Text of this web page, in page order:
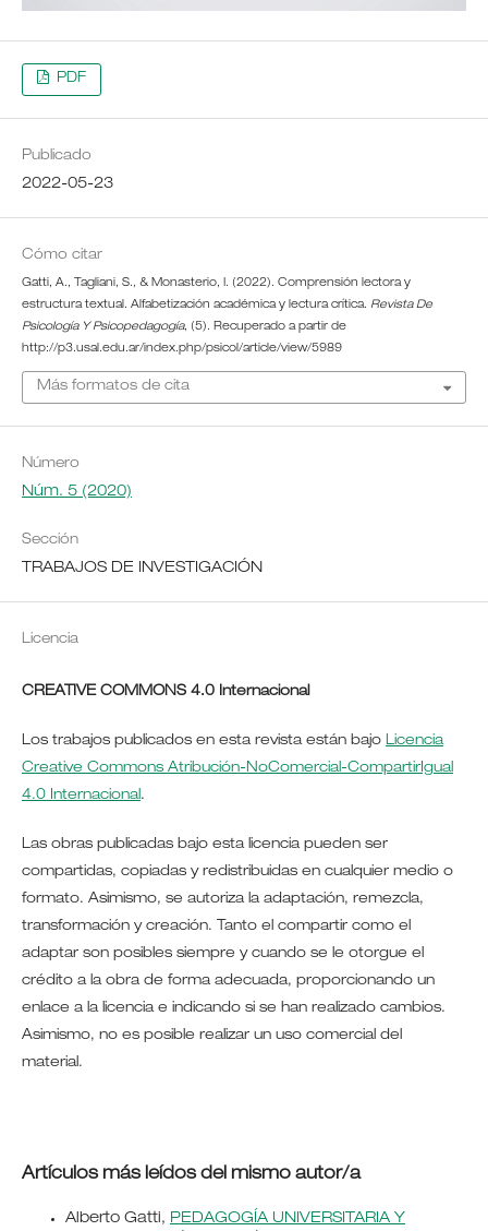
PDF
Publicado
2022-05-23
Cómo citar
Gatti, A., Tagliani, S., & Monasterio, I. (2022). Comprensión lectora y
estructura textual. Alfabetización académica y lectura crítica. Revista De
Psicología Y Psicopedagogía, (5). Recuperado a partir de
http://p3.usal.edu.ar/index.php/psicol/article/view/5989
Más formatos de cita
Número
Núm. 5 (2020)
Sección
TRABAJOS DE INVESTIGACIÓN
Licencia
CREATIVE COMMONS 4.0 Internacional
Los trabajos publicados en esta revista están bajo Licencia
Creative Commons Atribución-NoComercial-CompartirIgual
4.0 Internacional.
Las obras publicadas bajo esta licencia pueden ser
compartidas, copiadas y redistribuidas en cualquier medio o
formato. Asimismo, se autoriza la adaptación, remezcla,
transformación y creación. Tanto el compartir como el
adaptar son posibles siempre y cuando se le otorgue el
crédito a la obra de forma adecuada, proporcionando un
enlace a la licencia e indicando si se han realizado cambios.
Asimismo, no es posible realizar un uso comercial del
material.
Artículos más leídos del mismo autor/a
Alberto Gatti, PEDAGOGÍA UNIVERSITARIA Y